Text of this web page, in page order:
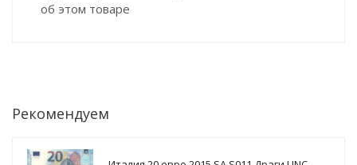
об этом товаре
Рекомендуем